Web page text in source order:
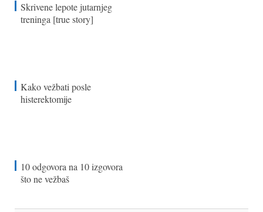
Skrivene lepote jutarnjeg
treninga [true story]
Kako vežbati posle
histerektomije
10 odgovora na 10 izgovora
što ne vežbaš